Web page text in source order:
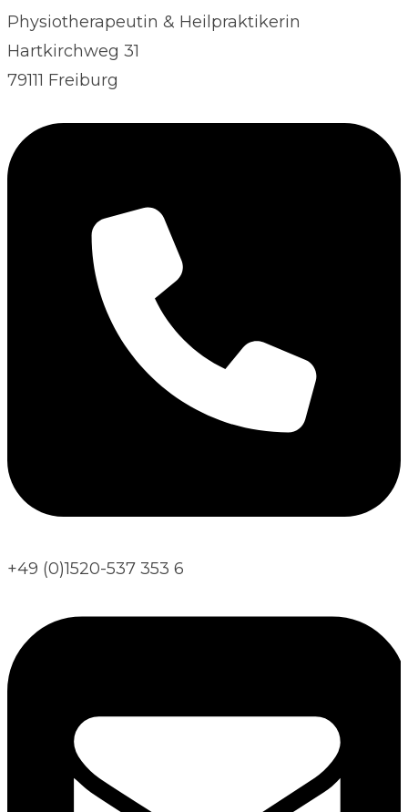
Physiotherapeutin & Heilpraktikerin
Hartkirchweg 31
79111 Freiburg
+49 (0)1520-537 353 6